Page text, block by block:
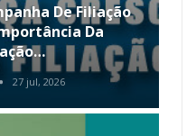
De Filiação
Da
27 jul, 2026